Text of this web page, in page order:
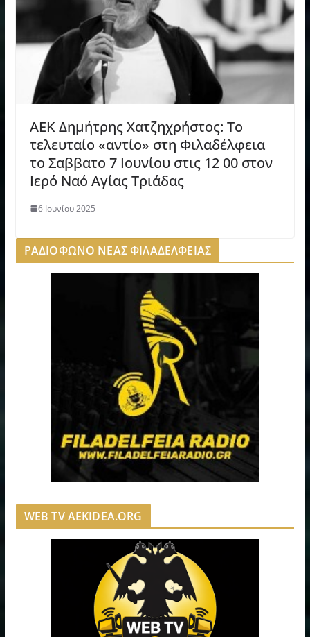
AEK Δημήτρης Χατζηχρήστος: Το
τελευταίο «αντίο» στη Φιλαδέλφεια
το Σαββατο 7 Ιουνίου στις 12 00 στον
Ιερό Ναό Αγίας Τριάδας
6 Ιουνίου 2025
ΡΑΔΙΟΦΩΝΟ ΝΕΑΣ ΦΙΛΑΔΕΛΦΕΙΑΣ
WEB TV AEKIDEA.ORG